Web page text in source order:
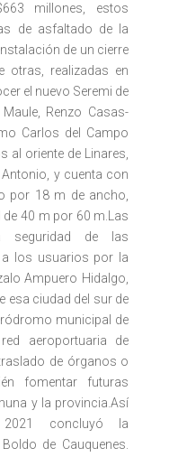
millones, estos
de asfaltado de la
de un cierre
otras, realizadas en
el nuevo Seremi de
Renzo Casas-
Carlos del Campo
al oriente de Linares,
y cuenta con
por 18 m de ancho,
40 m por 60 m.Las
seguridad de las
los usuarios por la
Ampuero Hidalgo,
esa ciudad del sur de
municipal de
aeroportuaria de
de órganos o
fomentar futuras
y la provincia.Así
concluyó la
de Cauquenes.